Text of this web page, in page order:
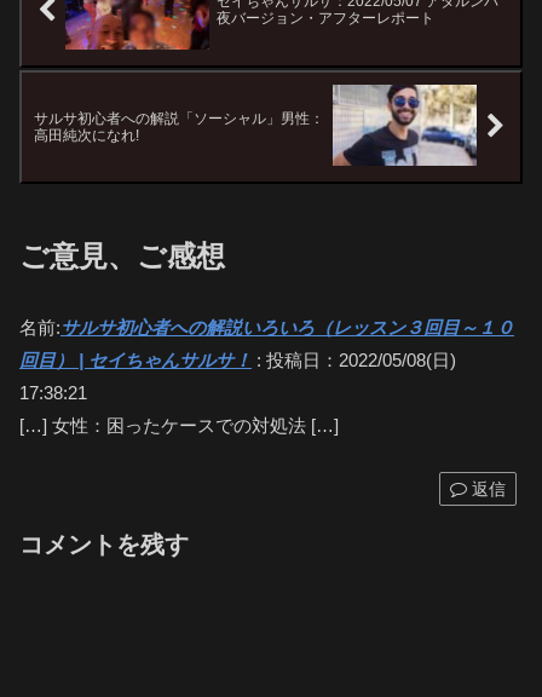
夜バージョン・アフターレポート
サルサ初心者への解説「ソーシャル」男性：
高田純次になれ!
ご意見、ご感想
名前:サルサ初心者への解説いろいろ（レッスン３回目～１０
回目） | セイちゃんサルサ！ : 投稿日：2022/05/08(日)
17:38:21
[…] 女性：困ったケースでの対処法 […]
返信
コメントを残す